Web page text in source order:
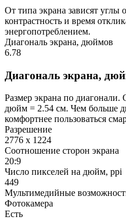
От типа экрана зависят углы
контрастность и время
энергопотреблением.
Диагональ экрана, дюймов
6.78
Диагональ экрана,
Размер экрана по
дюйм = 2.54 см. Чем больше
комфортнее пользоваться
Разрешение
2776 x 1224
Соотношение сторон экрана
20:9
Число пикселей на дюйм, ppi
449
Мультимедийные
Фотокамера
Есть